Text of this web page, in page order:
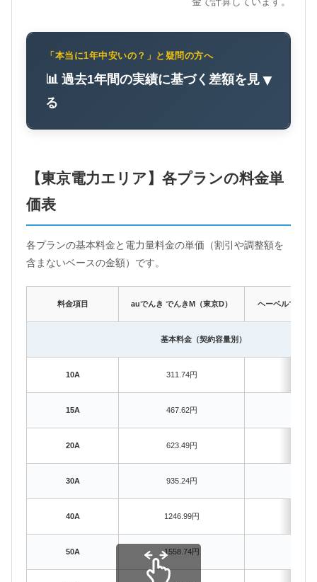
「本当に1年中安いの？」と疑問の方へ
📊 過去1年間の実績に基づく差額を見
る
▼
【東京電力エリア】各プランの料金単
価表
各プランの基本料金と電力量料金の単価（割引や調整額を
含まないベースの金額）です。
料金項目 auでんき でんきM（東京D） ヘーベルでんき
基本料金（契約容量別）
10A 311.74円
15A 467.62円
20A 623.49円
30A 935.24円
40A 1246.99円
50A 1558.74円